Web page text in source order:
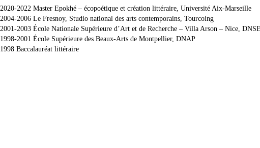
2020-2022 Master Epokhé – écopoétique et création littéraire, Université Aix-Marseille
2004-2006 Le Fresnoy, Studio national des arts contemporains, Tourcoing
2001-2003 École Nationale Supérieure d’Art et de Recherche – Villa Arson – Nice,
1998-2001 École Supérieure des Beaux-Arts de Montpellier, DNAP
1998 Baccalauréat littéraire